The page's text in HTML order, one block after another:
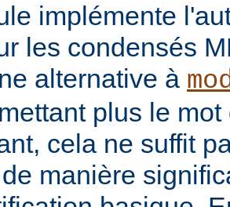
implémente
les condensés
alternative à
plus le
cela ne suffit
manière